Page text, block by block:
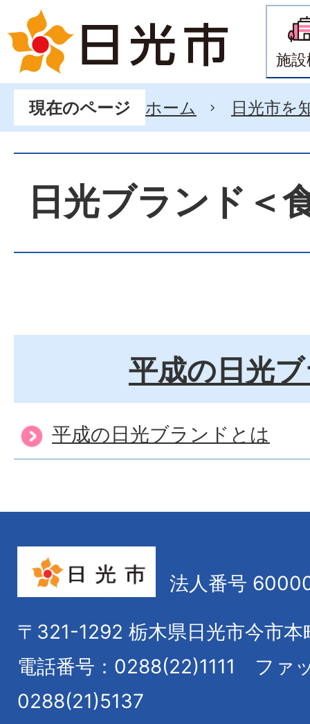
施
現在のページ ホーム 日光市を
日光ブランド＜
平成の日光
平成の日光ブランドとは
法人番号
〒321-1292 栃木県日光市今市本
電話番号：0288(22)1111
ファ
0288(21)5137